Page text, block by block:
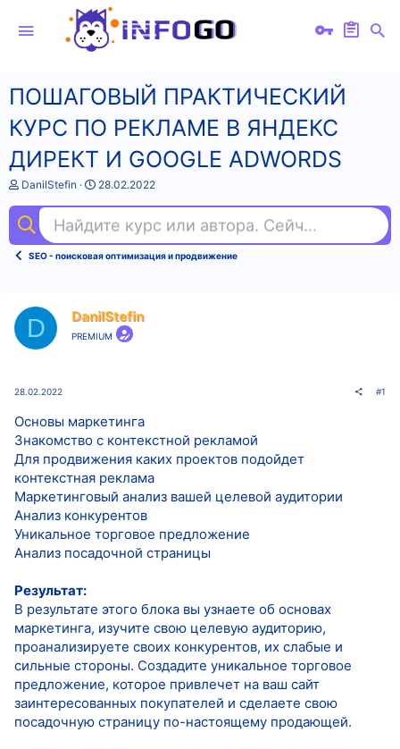
ПОШАГОВЫЙ ПРАКТИЧЕСКИЙ
КУРС ПО РЕКЛАМЕ В ЯНДЕКС
ДИРЕКТ И GOOGLE ADWORDS
А
т
о
т
DanilStefin
Д
а
н
а
а
28.02.2022
Найдите курс или автора. Сейчас ищут
SEO - поисковая оптимизация и продвижение
D DanilStefin
PREMIUM
28.02.2022 #1
Основы маркетинга
Знакомство с контекстной рекламой
Для продвижения каких проектов подойдет
контекстная реклама
Маркетинговый анализ вашей целевой аудитории
Анализ конкурентов
Уникальное торговое предложение
Анализ посадочной страницы
Результат:
В результате этого блока вы узнаете об основах
маркетинга, изучите свою целевую аудиторию,
проанализируете своих конкурентов, их слабые и
сильные стороны. Создадите уникальное торговое
предложение, которое привлечет на ваш сайт
заинтересованных покупателей и сделаете свою
посадочную страницу по-настоящему продающей.